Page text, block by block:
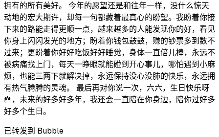
拥有的所有美好。 今年的愿望还是和往年一样，没什么惊天
动地的宏大期许，却每一句都藏着最真心的盼望。我盼着你接
下来的路能走得更顺一点，越来越多的人能发现你的好，看见
你身上闪闪发光的地方；盼着你钱包鼓鼓，赚的钞票多到数不
过来；更盼着你好好吃饭好好睡觉，身体一直倍儿棒，永远不
被病痛找上门，每天一睁眼就能碰到开心事儿，哪怕遇到小麻
烦，也能三两下就解决掉，永远保持没心没肺的快乐，永远拥
有热气腾腾的灵魂。 最后再对你说一次，六六，生日快乐呀
🎂，未来的好多好多年，我还会一直陪在你身边，陪你过好多
好多个生日。
已转发到 Bubble